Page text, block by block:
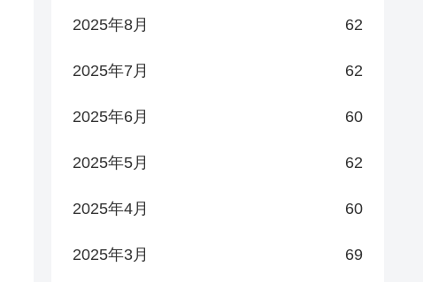
2025年8月 62
2025年7月 62
2025年6月 60
2025年5月 62
2025年4月 60
2025年3月 69